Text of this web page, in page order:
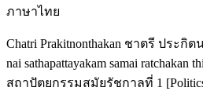
ภาษาไทย
Chatri Prakitnonthakan ชาตรี ประกิต
nai sathapattayakam samai ratchakan
สถาปัตยกรรมสมัยรัชกาลที่ 1 [Politics